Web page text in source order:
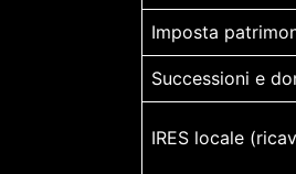
Imposta
Successioni e
IRES locale